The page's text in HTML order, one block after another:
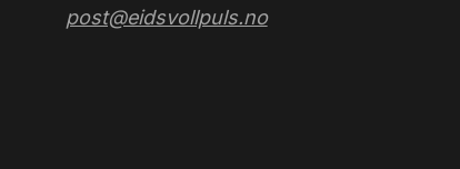
post@eidsvollpuls.no